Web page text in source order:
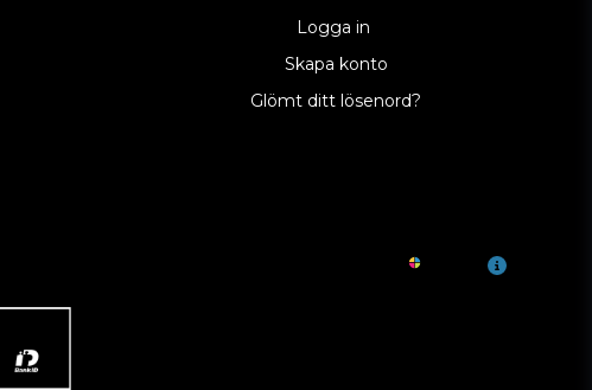
Logga in
Skapa konto
Glömt ditt lösenord?